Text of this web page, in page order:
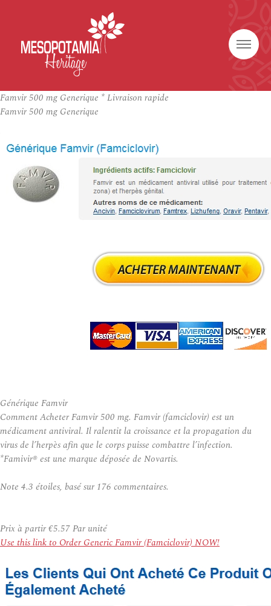
Famvir 500 mg Generique * Livraison rapide
Famvir 500 mg Generique
Générique Famvir
Comment Acheter Famvir 500 mg. Famvir (famciclovir) est un
médicament antiviral. Il ralentit la croissance et la propagation du
virus de l’herpès afin que le corps puisse combattre l’infection.
*Famivir® est une marque déposée de Novartis.
Note 4.3 étoiles, basé sur 176 commentaires.
Prix à partir€5.57Par unité
Use this link to Order Generic Famvir (Famciclovir) NOW!